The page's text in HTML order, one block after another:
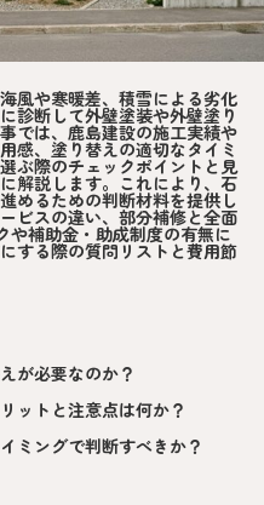
風や寒暖差、積雪による劣化
診断して外壁塗装や外壁塗り
では、鹿島建設の施工実績や
感、塗り替えの適切なタイミ
ぶ際のチェックポイントと見
解説します。これにより、石
めるための判断材料を提供し
ビスの違い、部分補修と全面
や補助金・助成制度の有無に
する際の質問リストと費用節
が必要なのか？
ットと注意点は何か？
ミングで判断すべきか？